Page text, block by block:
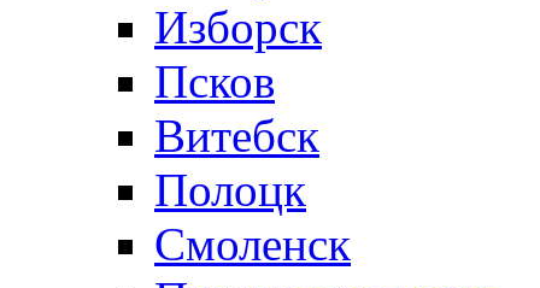
Изборск
Псков
Витебск
Полоцк
Смоленск